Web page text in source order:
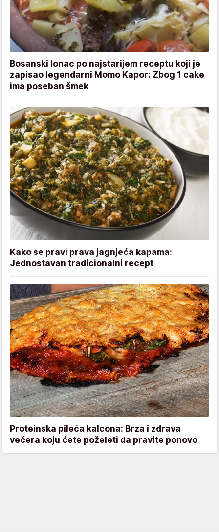
Bosanski lonac po najstarijem receptu koji je
zapisao legendarni Momo Kapor: Zbog 1 cake
ima poseban šmek
Kako se pravi prava jagnjeća kapama:
Jednostavan tradicionalni recept
Proteinska pileća kalcona: Brza i zdrava
večera koju ćete poželeti da pravite ponovo